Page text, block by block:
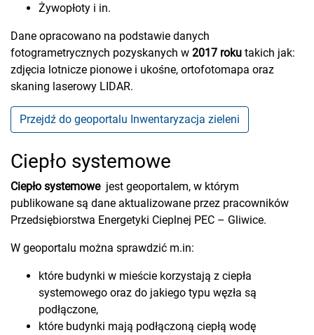
Żywopłoty i in.
Dane opracowano na podstawie danych
fotogrametrycznych pozyskanych w 2017 roku takich jak:
zdjęcia lotnicze pionowe i ukośne, ortofotomapa oraz
skaning laserowy LIDAR.
Przejdź do geoportalu Inwentaryzacja zieleni
Ciepło systemowe
Ciepło systemowe jest geoportalem, w którym
publikowane są dane aktualizowane przez pracowników
Przedsiębiorstwa Energetyki Cieplnej PEC – Gliwice.
W geoportalu można sprawdzić m.in:
które budynki w mieście korzystają z ciepła
systemowego oraz do jakiego typu węzła są
podłączone,
które budynki mają podłączoną ciepłą wodę